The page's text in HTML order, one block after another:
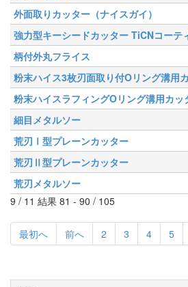
外面取りカッター（ナイスガイ）
強力型キーシードカッター TiCNコーテ
柄付外丸フライス
粉末ハイス3枚刃面取り付Oリング溝用
粉末ハイスラフィングOリング溝用カッ
細目メタルソー
荒刃Ⅰ型プレーンカッター
荒刃Ⅱ型プレーンカッター
荒刃メタルソー
9 / 11 結果 81 - 90 / 105
最初へ 前へ 2 3 4 5